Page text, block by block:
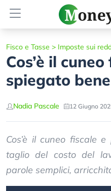
Fisco e Tasse > Imposte sui
Cos’è il
spiegato bene
Nadia Pascale 12 Giugno
Cos’è il cuneo fiscale
taglio del costo del
parole semplici,